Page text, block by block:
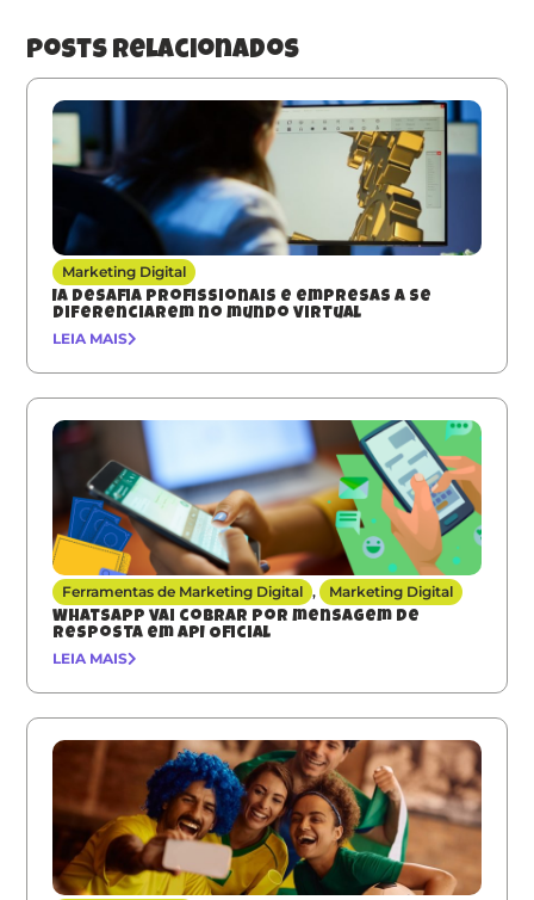
posts relacionados
Marketing Digital
IA desafia profissionais e empresas a se
diferenciarem no mundo virtual
LEIA MAIS
Ferramentas de Marketing Digital , Marketing Digital
Whatsapp vai cobrar por mensagem de
resposta em API Oficial
LEIA MAIS